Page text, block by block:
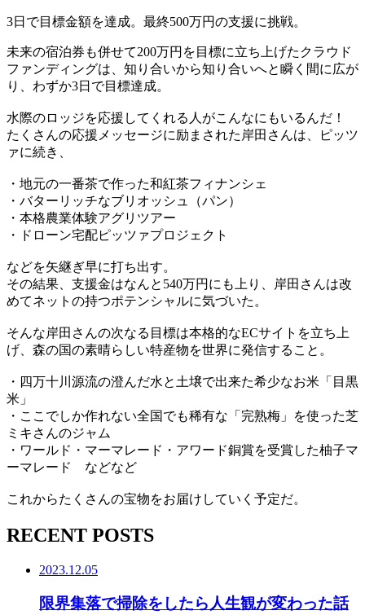
3日で目標金額を達成。最終500万円の支援に挑戦。
未来の宿泊券も併せて200万円を目標に立ち上げたクラウド
ファンディングは、知り合いから知り合いへと瞬く間に広が
り、わずか3日で目標達成。
水際のロッジを応援してくれる人がこんなにもいるんだ！
たくさんの応援メッセージに励まされた岸田さんは、ピッツ
ァに続き、
・地元の一番茶で作った和紅茶フィナンシェ
・バターリッチなブリオッシュ（パン）
・本格農業体験アグリツアー
・ドローン宅配ピッツァプロジェクト
などを矢継ぎ早に打ち出す。
その結果、支援金はなんと540万円にも上り、岸田さんは改
めてネットの持つポテンシャルに気づいた。
そんな岸田さんの次なる目標は本格的なECサイトを立ち上
げ、森の国の素晴らしい特産物を世界に発信すること。
・四万十川源流の澄んだ水と土壌で出来た希少なお米「目黒
米」
・ここでしか作れない全国でも稀有な「完熟梅」を使った芝
ミキさんのジャム
・ワールド・マーマレード・アワード銅賞を受賞した柚子マ
ーマレード などなど
これからたくさんの宝物をお届けしていく予定だ。
RECENT POSTS
2023.12.05
限界集落で掃除をしたら人生観が変わった話